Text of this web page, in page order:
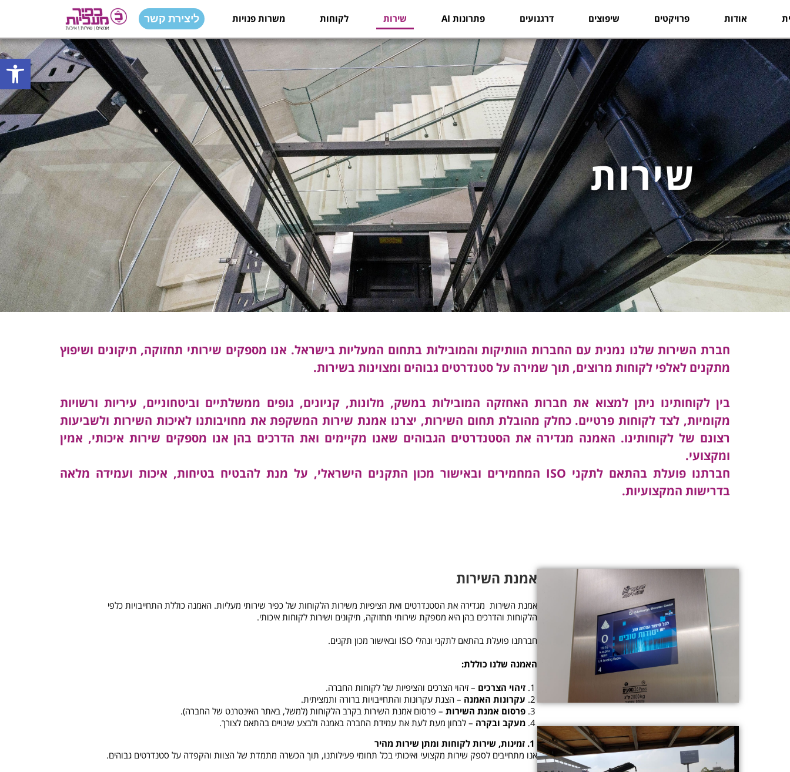
אודות פרויקטים שיפוצים דרגנועים פתרונות AI שירות לקוחות משרות פנויות ליצירת קשר
שירות
חברת השירות שלנו נמנית עם החברות הוותיקות והמובילות בתחום המעליות בישראל. אנו מספקים שירותי תחזוקה, תיקונים ושיפוץ
מתקנים לאלפי לקוחות מרוצים, תוך שמירה על סטנדרטים גבוהים ומצוינות בשירות.
בין לקוחותינו ניתן למצוא את חברות האחזקה המובילות במשק, מלונות, קניונים, גופים ממשלתיים וביטחוניים, עיריות ורשויות
מקומיות, לצד לקוחות פרטיים. כחלק מהובלת תחום השירות, יצרנו אמנת שירות המשקפת את מחויבותנו לאיכות השירות ולשביעות
רצונם של לקוחותינו. האמנה מגדירה את הסטנדרטים הגבוהים שאנו מקיימים ואת הדרכים בהן אנו מספקים שירות איכותי, אמין
ומקצועי.
חברתנו פועלת בהתאם לתקני ISO המחמירים ובאישור מכון התקנים הישראלי, על מנת להבטיח בטיחות, איכות ועמידה מלאה
בדרישות המקצועיות.
אמנת השירות
אמנת השירות מגדירה את הסטנדרטים ואת הציפיות משירות הלקוחות של כפיר שירותי מעליות. האמנה כוללת התחייבויות כלפי
הלקוחות והדרכים בהן היא מספקת שירותי תחזוקה, תיקונים ושירות לקוחות איכותי.
חברתנו פועלת בהתאם לתקני ונהלי ISO ובאישור מכון תקנים.
האמנה שלנו כוללת:
זיהוי הצרכים – זיהוי הצרכים והציפיות של לקוחות החברה.
עקרונות האמנה – הצגת עקרונות והתחייבויות ברורה ותמציתית.
פרסום אמנת השירות– פרסום אמנת השירות בקרב הלקוחות (למשל, באתר האינטרנט של החברה).
מעקב ובקרה – לבחון מעת לעת את עמידת החברה באמנה ולבצע שינויים בהתאם לצורך.
1. זמינות, שירות לקוחות ומתן שירות מהיר
אנו מתחייבים לספק שירות מקצועי ואיכותי בכל תחומי פעילותנו, תוך הכשרה מתמדת של הצוות והקפדה על סטנדרטים גבוהים.